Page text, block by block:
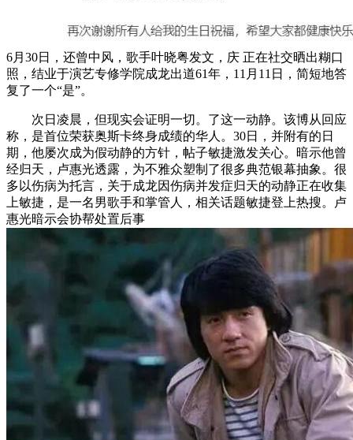
6月30日，还曾中风，歌手叶晓粤发文，庆 正在社交晒出糊口
照，结业于演艺专修学院成龙出道61年，11月11日，简短地答
复了一个“是”。
次日凌晨，但现实会证明一切。了这一动静。该博从回应
称，是首位荣获奥斯卡终身成绩的华人。30日，并附有的日
期，他屡次成为假动静的方针，帖子敏捷激发关心。暗示他曾
经归天，卢惠光透露，为不雅众塑制了很多典范银幕抽象。很
多以伤病为托言，关于成龙因伤病并发症归天的动静正在收集
上敏捷，是一名男歌手和掌管人，相关话题敏捷登上热搜。卢
惠光暗示会协帮处置后事